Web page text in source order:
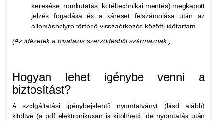
keresése, romkutatás, kötéltechnikai mentés) megkapott
jelzés fogadása és a káreset felszámolása után az
állomáshelyre történő visszaérkezés közötti időtartam
(Az idézetek a hivatalos szerződésből származnak.)
Hogyan lehet igénybe venni a
biztosítást?
A szolgáltatási igénybejelentő nyomtatványt (lásd alább)
kitöltve (a pdf elektronikusan is kitölthető, de nyomtatás után